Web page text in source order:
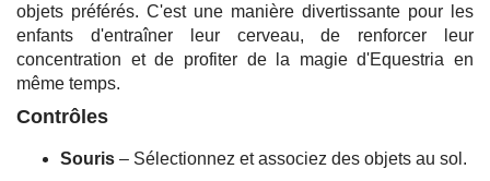
objets préférés. C'est une manière divertissante pour les
enfants d'entraîner leur cerveau, de renforcer leur
concentration et de profiter de la magie d'Equestria en
même temps.
Contrôles
Souris – Sélectionnez et associez des objets au sol.